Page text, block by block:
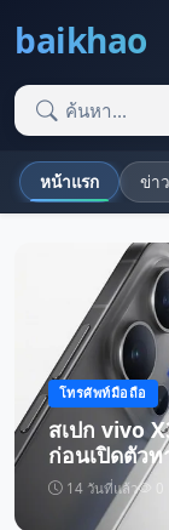
baikhao
หน้าแรก ข่าว
โทรศัพท์มือถือ
สเปก vivo
ก่อนเปิดตัวท
14 วันที่แล้ว